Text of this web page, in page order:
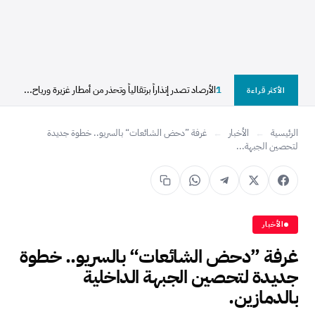
الأكثر قراءة 1الأرصاد تصدر إنذاراً برتقالياً وتحذر من أمطار غزيرة ورياح...
الرئيسية ← الأخبار ←
غرفة ”دحض الشائعات“ بالسريو.. خطوة جديدة
لتحصين الجبهة...
الأخبار
غرفة ”دحض الشائعات“ بالسريو.. خطوة
جديدة لتحصين الجبهة الداخلية
بالدمازين.